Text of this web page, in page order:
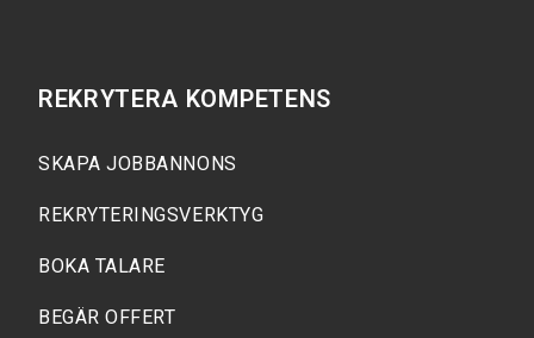
REKRYTERA KOMPETENS
SKAPA JOBBANNONS
REKRYTERINGSVERKTYG
BOKA TALARE
BEGÄR OFFERT